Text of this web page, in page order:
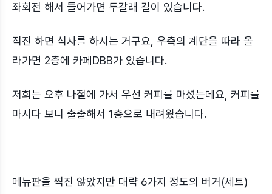
좌회전 해서 들어가면 두갈래 길이 있습니다.
직진 하면 식사를 하시는 거구요, 우측의 계단을 따라 올
라가면 2층에 카페DBB가 있습니다.
저희는 오후 나절에 가서 우선 커피를 마셨는데요, 커피를
마시다 보니 출출해서 1층으로 내려왔습니다.
메뉴판을 찍진 않았지만 대략 6가지 정도의 버거(세트)